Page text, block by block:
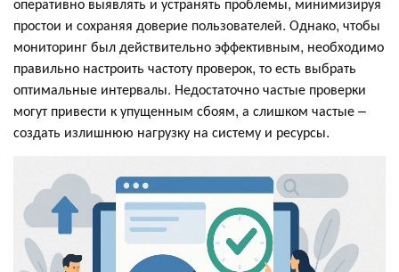
простои и сохраняя доверие пользователей. Однако, чтобы
мониторинг был действительно эффективным, необходимо
правильно настроить частоту проверок, то есть выбрать
оптимальные интервалы. Недостаточно частые проверки
могут привести к упущенным сбоям, а слишком частые –
создать излишнюю нагрузку на систему и ресурсы.